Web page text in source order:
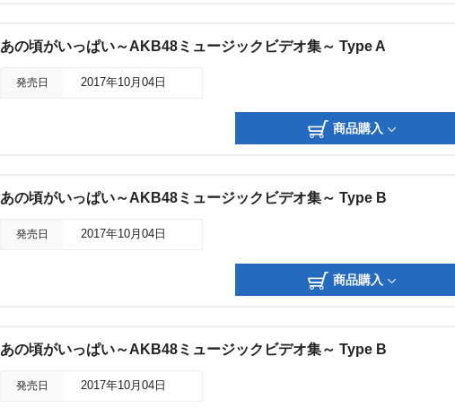
あの頃がいっぱい～AKB48ミュージックビデオ集～ Type A
発売日 2017年10月04日
商品購入
あの頃がいっぱい～AKB48ミュージックビデオ集～ Type B
発売日 2017年10月04日
商品購入
あの頃がいっぱい～AKB48ミュージックビデオ集～ Type B
発売日 2017年10月04日